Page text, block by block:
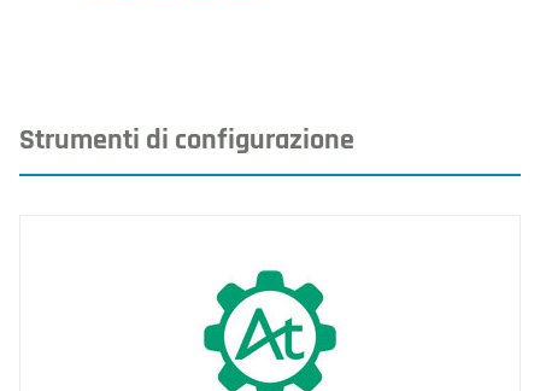
Strumenti di configurazione